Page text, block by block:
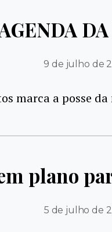
9 de julho de
marca a posse
plano
5 de julho de